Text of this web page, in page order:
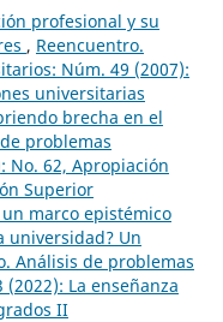
profesional y su
, Reencuentro.
Núm. 49 (2007):
universitarias
brecha en el
problemas
No. 62, Apropiación
Superior
un marco epistémico
universidad? Un
Análisis de problemas
La enseñanza
II